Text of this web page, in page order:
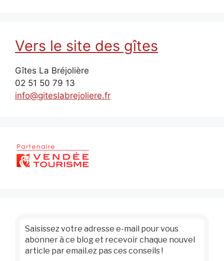
Vers le site des gîtes
Gîtes La Bréjolière
02 51 50 79 13
info@giteslabrejoliere.fr
Saisissez votre adresse e-mail pour vous
abonner à ce blog et recevoir chaque nouvel
article par email.ez pas ces conseils !